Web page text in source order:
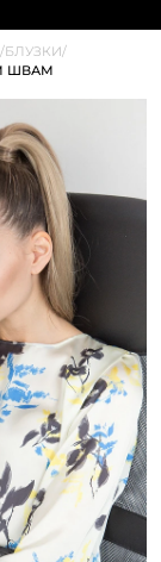
/БЛУЗКИ/
ШВАМ